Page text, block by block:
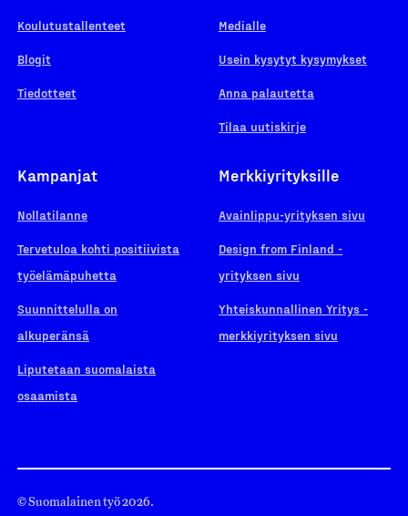
Koulutustallenteet
Blogit
Tiedotteet
Medialle
Usein kysytyt kysymykset
Anna palautetta
Tilaa uutiskirje
Kampanjat
Nollatilanne
Tervetuloa kohti positiivista
työelämäpuhetta
Suunnittelulla on
alkuperänsä
Liputetaan suomalaista
osaamista
Merkkiyrityksille
Avainlippu-yrityksen sivu
Design from Finland -
yrityksen sivu
Yhteiskunnallinen Yritys -
merkkiyrityksen sivu
© Suomalainen työ 2026.